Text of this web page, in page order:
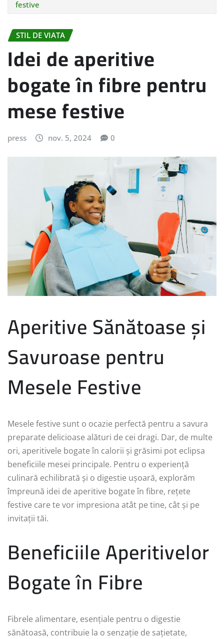
festive
STIL DE VIATA
Idei de aperitive
bogate în fibre pentru
mese festive
press nov. 5, 2024 0
Aperitive Sănătoase și
Savuroase pentru
Mesele Festive
Mesele festive sunt o ocazie perfectă pentru a savura
preparate delicioase alături de cei dragi. Dar, de multe
ori, aperitivele bogate în calorii și grăsimi pot eclipsa
beneficiile mesei principale. Pentru o experiență
culinară echilibrată și o digestie ușoară, explorăm
împreună idei de aperitive bogate în fibre, rețete
festive care te vor impresiona atât pe tine, cât și pe
invitații tăi.
Beneficiile Aperitivelor
Bogate în Fibre
Fibrele alimentare, esențiale pentru o digestie
sănătoasă, contribuie la o senzație de sațietate,